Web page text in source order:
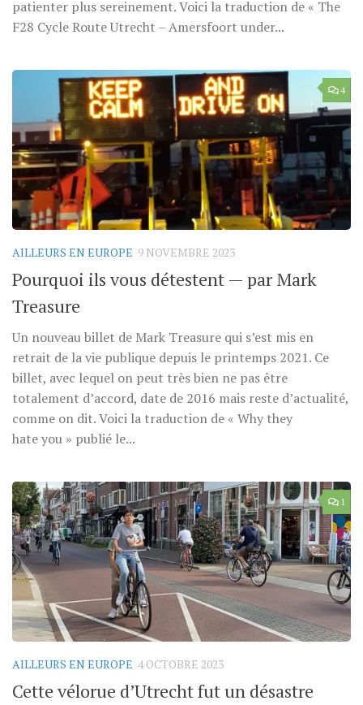
patienter plus sereinement. Voici la traduction de « The
F28 Cycle Route Utrecht – Amersfoort under...
4
AILLEURS EN EUROPE 9 NOVEMBRE 2023
Pourquoi ils vous détestent — par Mark
Treasure
Un nouveau billet de Mark Treasure qui s’est mis en
retrait de la vie publique depuis le printemps 2021. Ce
billet, avec lequel on peut très bien ne pas être
totalement d’accord, date de 2016 mais reste d’actualité,
comme on dit. Voici la traduction de « Why they
hate you » publié le...
1
AILLEURS EN EUROPE 4 OCTOBRE 2023
Cette vélorue d’Utrecht fut un désastre